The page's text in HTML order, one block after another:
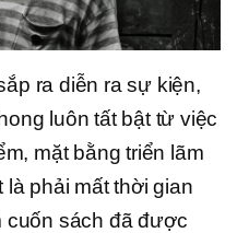
ra diễn ra sự kiện,
luôn tất bật từ việc
mặt bằng triển lãm
phải mất thời gian
cuốn sách đã được